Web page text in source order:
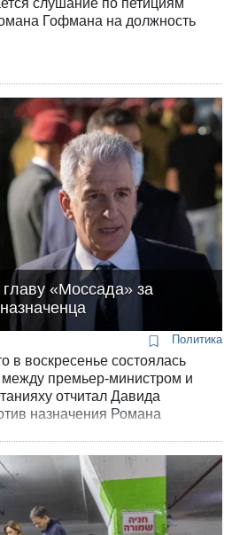
Гофмана на должность
«Моссада» за
Политика
в воскресенье состоялась
премьер-министром и
отчитал Давида
назначения Романа